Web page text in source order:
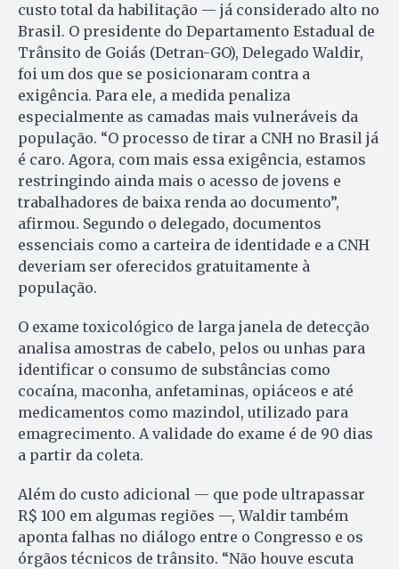
custo total da habilitação — já considerado alto no
Brasil. O presidente do Departamento Estadual de
Trânsito de Goiás (Detran-GO), Delegado Waldir,
foi um dos que se posicionaram contra a
exigência. Para ele, a medida penaliza
especialmente as camadas mais vulneráveis da
população. “O processo de tirar a CNH no Brasil já
é caro. Agora, com mais essa exigência, estamos
restringindo ainda mais o acesso de jovens e
trabalhadores de baixa renda ao documento”,
afirmou. Segundo o delegado, documentos
essenciais como a carteira de identidade e a CNH
deveriam ser oferecidos gratuitamente à
população.
O exame toxicológico de larga janela de detecção
analisa amostras de cabelo, pelos ou unhas para
identificar o consumo de substâncias como
cocaína, maconha, anfetaminas, opiáceos e até
medicamentos como mazindol, utilizado para
emagrecimento. A validade do exame é de 90 dias
a partir da coleta.
Além do custo adicional — que pode ultrapassar
R$ 100 em algumas regiões —, Waldir também
aponta falhas no diálogo entre o Congresso e os
órgãos técnicos de trânsito. “Não houve escuta